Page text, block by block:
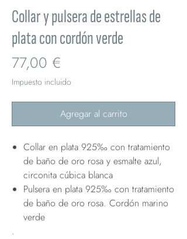
Collar y pulsera de estrellas de
plata con cordón verde
77,00 €
Impuesto incluido
Agregar al carrito
Collar en plata 925‰ con tratamiento
de baño de oro rosa y esmalte azul,
circonita cúbica blanca
Pulsera en plata 925‰ con tratamiento
de baño de oro rosa. Cordón marino
verde
.